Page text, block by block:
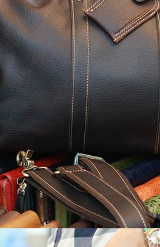
Túi đeo chéo nam
Túi Bao Tử Nam Da Thật
Túi đeo chéo mini
Túi đựng iPad mini
Túi đựng iPad Air – iPad Pro
Túi Da Cầm Tay Nam
Túi đeo hông, thắt lưng
Túi da đeo ngực, đeo bụng
Túi đựng macbook
Balo Da Nam
Balo đựng Laptop 13-14″ inch